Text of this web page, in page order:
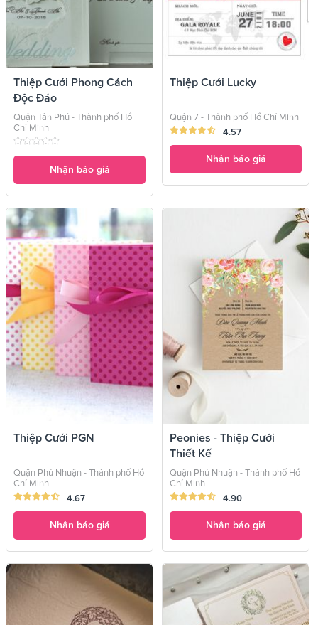
Thiệp Cưới Phong Cách
Độc Đáo
Quận Tân Phú - Thành phố Hồ
Chí Minh
Nhận báo giá
Thiệp Cưới Lucky
Quận 7 - Thành phố Hồ Chí Minh
4.57
Nhận báo giá
Thiệp Cưới PGN
Quận Phú Nhuận - Thành phố Hồ
Chí Minh
4.67
Nhận báo giá
Peonies - Thiệp Cưới
Thiết Kế
Quận Phú Nhuận - Thành phố Hồ
Chí Minh
4.90
Nhận báo giá